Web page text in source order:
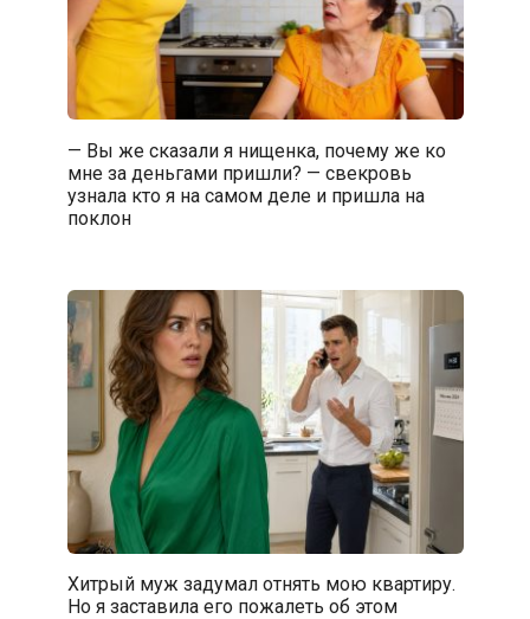
— Вы же сказали я нищенка, почему же ко
мне за деньгами пришли? — свекровь
узнала кто я на самом деле и пришла на
поклон
Хитрый муж задумал отнять мою квартиру.
Но я заставила его пожалеть об этом